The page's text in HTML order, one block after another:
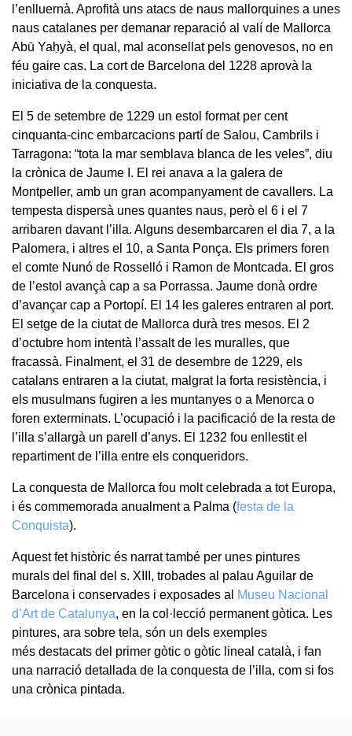
l’enlluernà. Aprofità uns atacs de naus mallorquines a unes
naus catalanes per demanar reparació al valí de Mallorca
Abū Yaḥyà, el qual, mal aconsellat pels genovesos, no en
féu gaire cas. La cort de Barcelona del 1228 aprovà la
iniciativa de la conquesta.
El 5 de setembre de 1229 un estol format per cent
cinquanta-cinc embarcacions partí de Salou, Cambrils i
Tarragona: “tota la mar semblava blanca de les veles”, diu
la crònica de Jaume I. El rei anava a la galera de
Montpeller, amb un gran acompanyament de cavallers. La
tempesta dispersà unes quantes naus, però el 6 i el 7
arribaren davant l’illa. Alguns desembarcaren el dia 7, a la
Palomera, i altres el 10, a Santa Ponça. Els primers foren
el comte Nunó de Rosselló i Ramon de Montcada. El gros
de l’estol avançà cap a sa Porrassa. Jaume donà ordre
d’avançar cap a Portopí. El 14 les galeres entraren al port.
El setge de la ciutat de Mallorca durà tres mesos. El 2
d’octubre hom intentà l’assalt de les muralles, que
fracassà. Finalment, el 31 de desembre de 1229, els
catalans entraren a la ciutat, malgrat la forta resistència, i
els musulmans fugiren a les muntanyes o a Menorca o
foren exterminats. L’ocupació i la pacificació de la resta de
l’illa s’allargà un parell d’anys. El 1232 fou enllestit el
repartiment de l’illa entre els conqueridors.
La conquesta de Mallorca fou molt celebrada a tot Europa,
i és commemorada anualment a Palma (festa de la
Conquista).
Aquest fet històric és narrat també per unes pintures
murals del final del s. XIII, trobades al palau Aguilar de
Barcelona i conservades i exposades al
Museu Nacional
d’Art de Catalunya, en la col·lecció permanent gòtica. Les
pintures, ara sobre tela, són un dels exemples
més destacats del primer gòtic o gòtic lineal català, i fan
una narració detallada de la conquesta de l’illa, com si fos
una crònica pintada.